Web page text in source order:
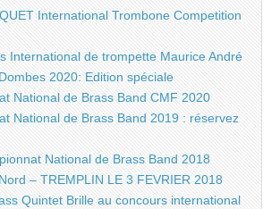
International Trombone Competition
International de trompette Maurice André
2020: Edition spéciale
National de Brass Band CMF 2020
National de Brass Band 2019 : réservez
National de Brass Band 2018
– TREMPLIN LE 3 FEVRIER 2018
Quintet Brille au concours international